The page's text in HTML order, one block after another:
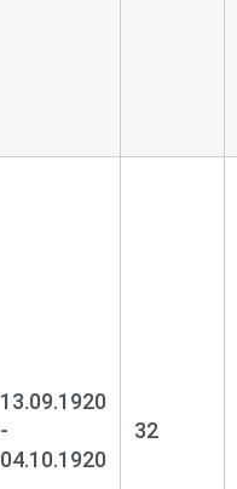
13.09.1920
-
04.10.1920
32